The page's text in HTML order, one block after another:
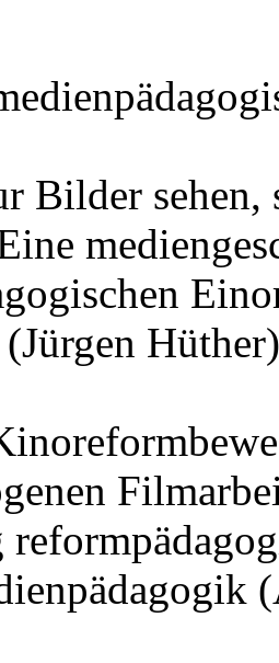
Bilder sehen,
Hüther)